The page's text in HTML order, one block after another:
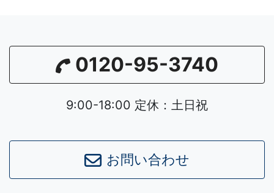
0120-95-3740
9:00-18:00 定休：土日祝
お問い合わせ